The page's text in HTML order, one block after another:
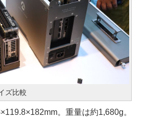
ズ比較
。重量は約1,680g。